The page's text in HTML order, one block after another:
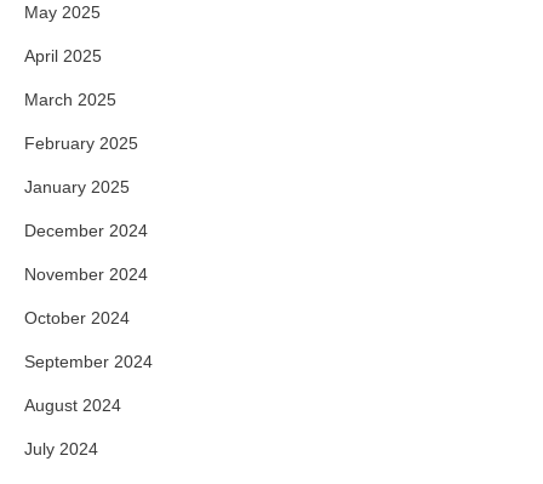
May 2025
April 2025
March 2025
February 2025
January 2025
December 2024
November 2024
October 2024
September 2024
August 2024
July 2024